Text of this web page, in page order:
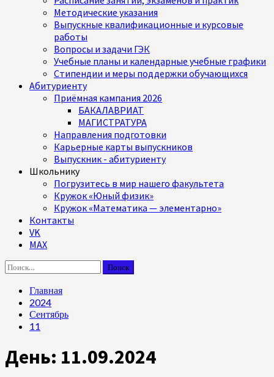
Методические указания
Выпускные квалификационные и курсовые
работы
Вопросы и задачи ГЭК
Учебные планы и календарные учебные графики
Стипендии и меры поддержки обучающихся
Абитуриенту
Приёмная кампания 2026
БАКАЛАВРИАТ
МАГИСТРАТУРА
Направления подготовки
Карьерные карты выпускников
Выпускник - абитуриенту
Школьнику
Погрузитесь в мир нашего факультета
Кружок «Юный физик»
Кружок «Математика — элементарно»
Контакты
VK
MAX
Найти:
Главная
2024
Сентябрь
11
День: 11.09.2024